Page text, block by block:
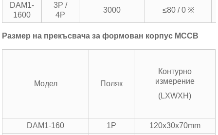
DAM1-
1600
3P /
4P
3000 ≤80 / 0 ※
Размер на прекъсвача за формован корпус MCCB
Модел Поляк
Контурно
измерение
(LXWXH)
DAM1-160 1P
120x30x70mm